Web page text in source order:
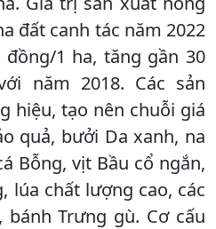
đất canh tác năm 2022
1 ha, tăng gần 30
năm 2018. Các sản
hiệu, tạo nên chuỗi giá
quả, bưởi Da xanh, na
Bỗng, vịt Bầu cổ ngắn,
lúa chất lượng cao, các
Trưng gù. Cơ cấu